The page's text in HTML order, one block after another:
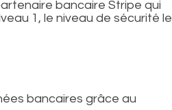
bancaire Stripe qui
1, le niveau de sécurité le
bancaires grâce au